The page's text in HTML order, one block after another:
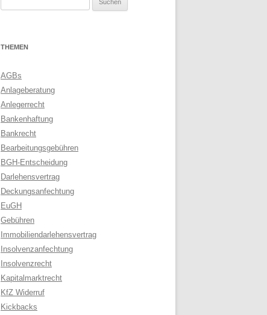
THEMEN
AGBs
Anlageberatung
Anlegerrecht
Bankenhaftung
Bankrecht
Bearbeitungsgebühren
BGH-Entscheidung
Darlehensvertrag
Deckungsanfechtung
EuGH
Gebühren
Immobiliendarlehensvertrag
Insolvenzanfechtung
Insolvenzrecht
Kapitalmarktrecht
KfZ Widerruf
Kickbacks